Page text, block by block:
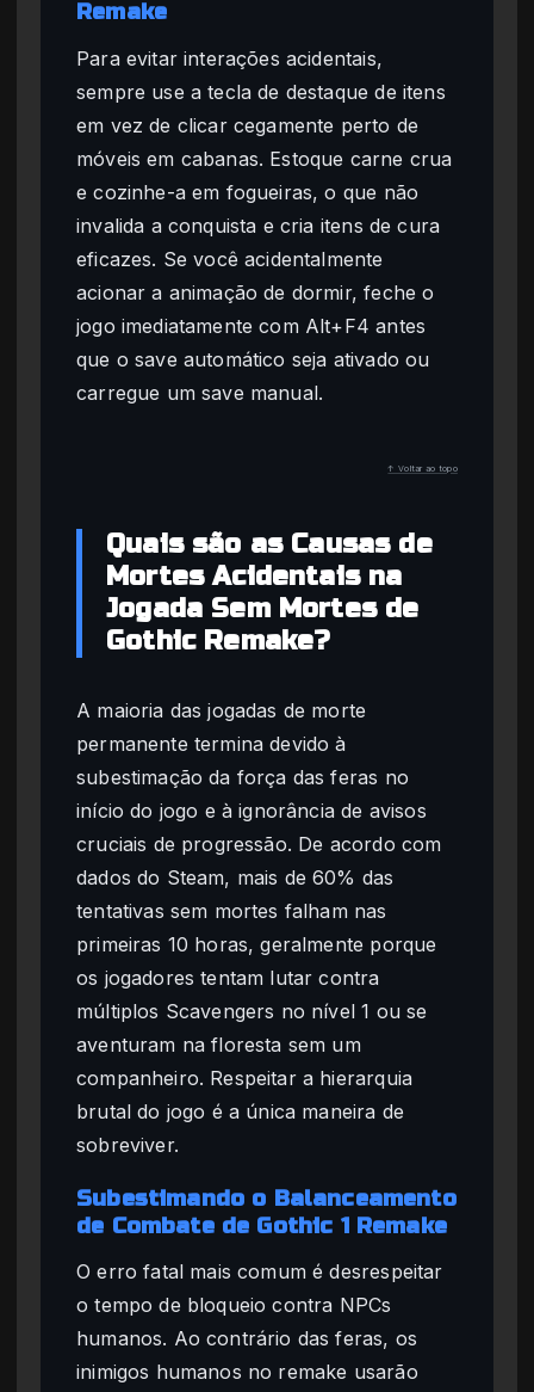
Remake
Para evitar interações acidentais,
sempre use a tecla de destaque de itens
em vez de clicar cegamente perto de
móveis em cabanas. Estoque carne crua
e cozinhe-a em fogueiras, o que não
invalida a conquista e cria itens de cura
eficazes. Se você acidentalmente
acionar a animação de dormir, feche o
jogo imediatamente com Alt+F4 antes
que o save automático seja ativado ou
carregue um save manual.
↑ Voltar ao topo
Quais são as Causas de
Mortes Acidentais na
Jogada Sem Mortes de
Gothic Remake?
A maioria das jogadas de morte
permanente termina devido à
subestimação da força das feras no
início do jogo e à ignorância de avisos
cruciais de progressão. De acordo com
dados do Steam, mais de 60% das
tentativas sem mortes falham nas
primeiras 10 horas, geralmente porque
os jogadores tentam lutar contra
múltiplos Scavengers no nível 1 ou se
aventuram na floresta sem um
companheiro. Respeitar a hierarquia
brutal do jogo é a única maneira de
sobreviver.
Subestimando o Balanceamento
de Combate de Gothic 1 Remake
O erro fatal mais comum é desrespeitar
o tempo de bloqueio contra NPCs
humanos. Ao contrário das feras, os
inimigos humanos no remake usarão